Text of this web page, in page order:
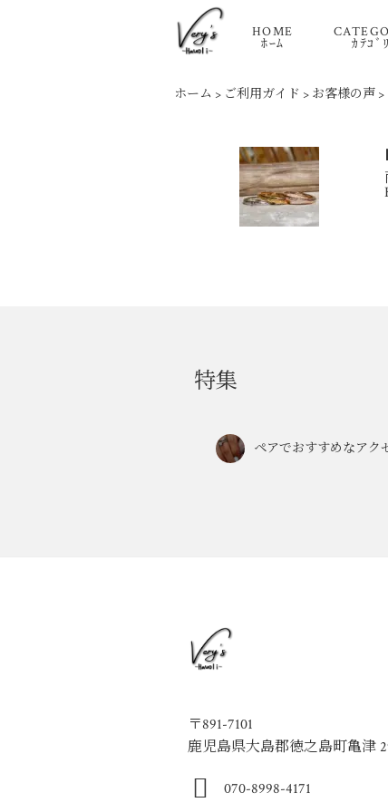
HOME
ﾎｰﾑ ｶﾃｺﾞﾘ
ホーム > ご利用ガイド > お客様の声 >
特集
ペアでおすすめなアク
〒891-7101
鹿児島県大島郡徳之島町亀津
070-8998-4171